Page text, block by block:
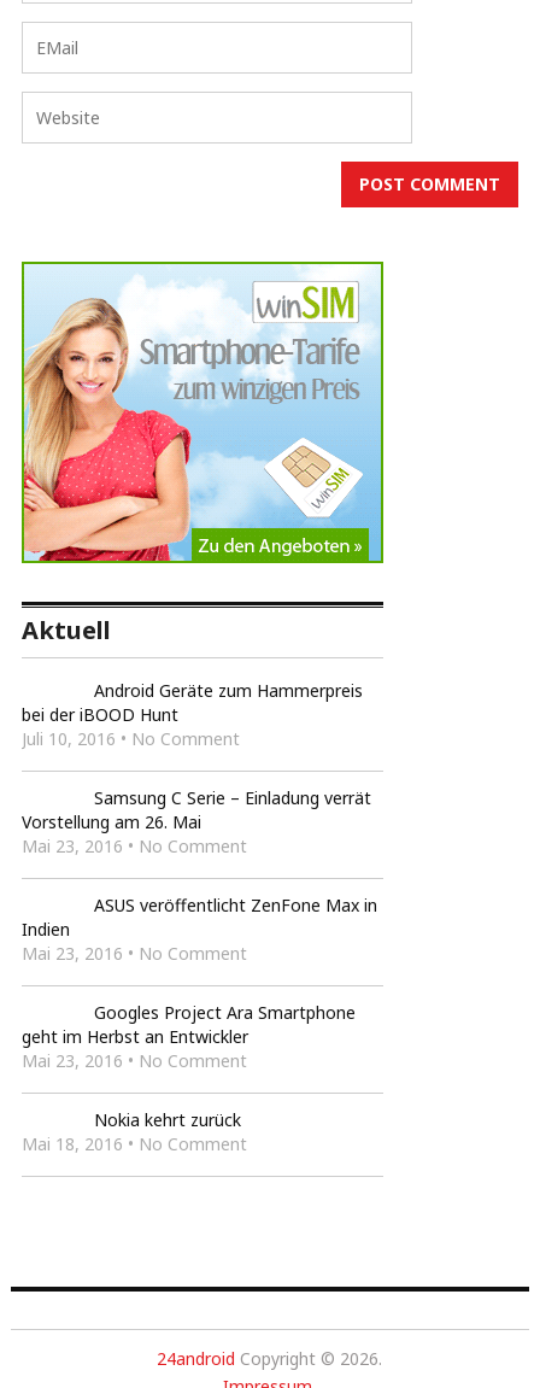
Aktuell
Android Geräte zum Hammerpreis
bei der iBOOD Hunt
Juli 10, 2016 • No Comment
Samsung C Serie – Einladung verrät
Vorstellung am 26. Mai
Mai 23, 2016 • No Comment
ASUS veröffentlicht ZenFone Max in
Indien
Mai 23, 2016 • No Comment
Googles Project Ara Smartphone
geht im Herbst an Entwickler
Mai 23, 2016 • No Comment
Nokia kehrt zurück
Mai 18, 2016 • No Comment
24android Copyright © 2026.